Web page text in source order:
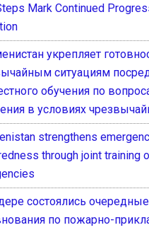
Mark Continued
укрепляет
ситуациям
обучения по
в условиях
strengthens
through joint training
состоялись очередные
по пожарно-